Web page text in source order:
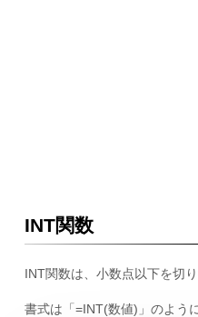
INT関数
INT関数は、小数点以下を切
書式は「=INT(数値)」のよう